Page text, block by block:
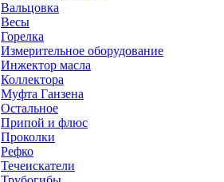
Вальцовка
Весы
Горелка
Измерительное оборудование
Инжектор масла
Коллектора
Муфта Ганзена
Остальное
Припой и флюс
Проколки
Рефко
Течеискатели